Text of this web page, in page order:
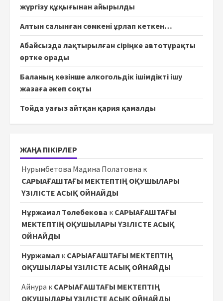
жүргізу құқығынан айырылды
Алтын салынған сөмкені ұрлап кеткен…
Абайсызда лақтырылған сіріңке автотұрақты
өртке орады
Баланың көзінше алкогольдік ішімдікті ішу
жазаға әкеп соқты
Тойда уағыз айтқан қария қамалды
ЖАҢА ПІКІРЛЕР
Нурымбетова Мадина Полатовна к
САРЫАҒАШТАҒЫ МЕКТЕПТІҢ ОҚУШЫЛАРЫ
ҮЗІЛІСТЕ АСЫҚ ОЙНАЙДЫ
Нұржамал Төлебекова к САРЫАҒАШТАҒЫ
МЕКТЕПТІҢ ОҚУШЫЛАРЫ ҮЗІЛІСТЕ АСЫҚ
ОЙНАЙДЫ
Нуржамал к САРЫАҒАШТАҒЫ МЕКТЕПТІҢ
ОҚУШЫЛАРЫ ҮЗІЛІСТЕ АСЫҚ ОЙНАЙДЫ
Айнура к САРЫАҒАШТАҒЫ МЕКТЕПТІҢ
ОҚУШЫЛАРЫ ҮЗІЛІСТЕ АСЫҚ ОЙНАЙДЫ